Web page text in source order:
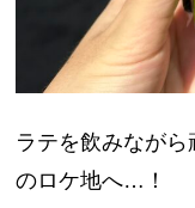
ラテを飲みなが
のロケ地へ…！